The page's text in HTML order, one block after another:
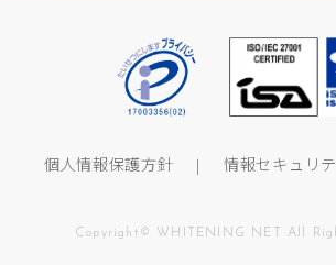
個人情報保護方針 情報セキュリ
Copyright© WHITENING NET All